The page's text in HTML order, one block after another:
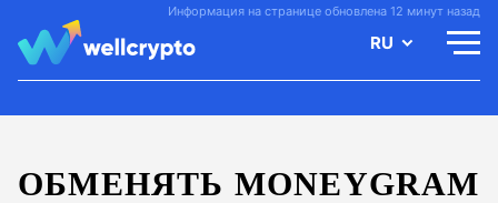
Информация на странице обновлена 12 минут назад
RU
ОБМЕНЯТЬ MONEYGRAM